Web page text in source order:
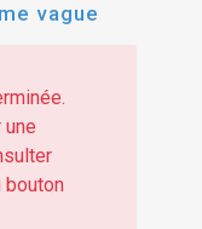
vague
une
bouton